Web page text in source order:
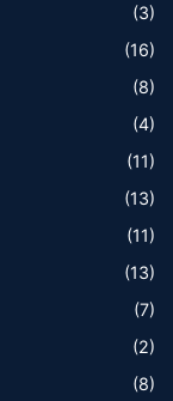
(3)
(16)
(8)
(4)
(11)
(13)
(11)
(13)
(7)
(2)
(8)